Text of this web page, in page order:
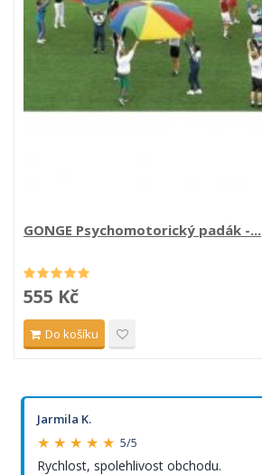
GONGE Psychomotorický padák -...
555 Kč
Do košíku
Jarmila K.
★ ★ ★ ★ ★ 5/5
Rychlost, spolehlivost obchodu.